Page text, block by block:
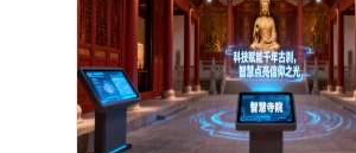
品。为行业厂家及经销商提供佛具
平台。公司坚持以客户为中心，打
资源整合为核心平台战略的核心竞